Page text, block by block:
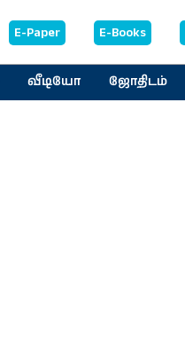
E-Paper E-Books
வீடியோ ஜோதிடம்